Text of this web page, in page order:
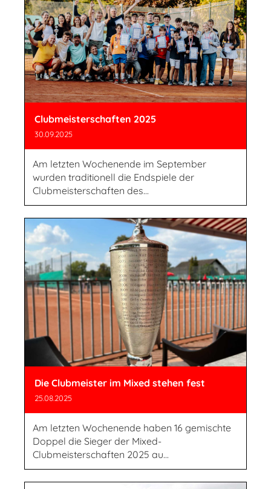
Clubmeisterschaften 2025
30.09.2025
Am letzten Wochenende im September
wurden traditionell die Endspiele der
Clubmeisterschaften des...
Die Clubmeister im Mixed stehen fest
25.08.2025
Am letzten Wochenende haben 16 gemischte
Doppel die Sieger der Mixed-
Clubmeisterschaften 2025 au...